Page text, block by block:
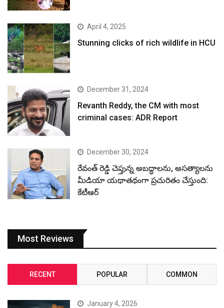
April 4, 2025
Stunning clicks of rich wildlife in HCU
December 31, 2024
Revanth Reddy, the CM with most
criminal cases: ADR Report
December 30, 2024
రేవంత్ రెడ్డి చెప్తున్న అబద్ధాలను, అసత్యాలను
మీడియా యథాతథంగా ప్రచురితం చేస్తుంది:
కేటీఆర్
Most Reviews
RECENT POPULAR COMMON
January 4, 2026